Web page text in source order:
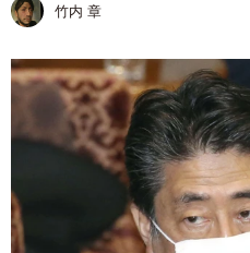
竹内 章